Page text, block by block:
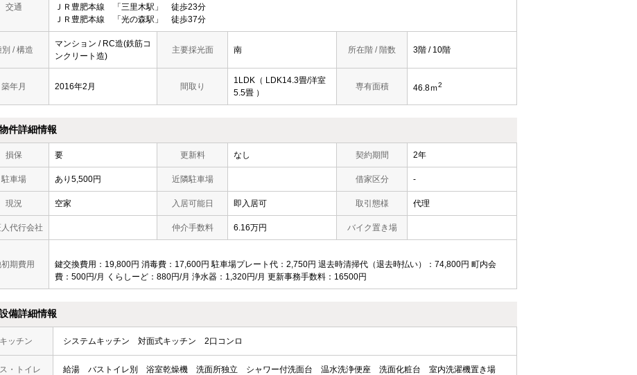
交通
ＪＲ豊肥本線 「三里木駅」 徒歩23分
ＪＲ豊肥本線 「光の森駅」 徒歩37分
別 / 構造
マンション / RC造(鉄筋コ
ンクリート造)
主要採光面 南 所在階 / 階数 3階 / 10階
築年月 2016年2月 間取り
1LDK（ LDK14.3畳/洋室
5.5畳 ）
専有面積 46.8ｍ2
件詳細情報
損保 要 更新料 なし 契約期間 2年
駐車場 あり5,500円 近隣駐車場 借家区分 -
現況 空家 入居可能日 即入居可 取引態様 代理
代行会社 仲介手数料 6.16万円 バイク置き場
期費用
鍵交換費用：19,800円 消毒費：17,600円 駐車場プレート代：2,750円 退去時清掃代（退去時払い）：74,800円 町内会
費：500円/月 くらしーど：880円/月 浄水器：1,320円/月 更新事務手数料：16500円
備詳細情報
キッチン システムキッチン 対面式キッチン 2口コンロ
・トイレ 給湯 バストイレ別 浴室乾燥機 洗面所独立 シャワー付洗面台 温水洗浄便座 洗面化粧台 室内洗濯機置き場